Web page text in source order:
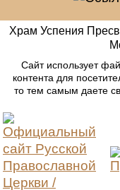
Храм Успения
Сайт использует
контента для
то тем самым даете